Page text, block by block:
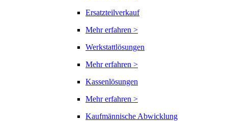
Ersatzteilverkauf
Mehr erfahren >
Werkstattlösungen
Mehr erfahren >
Kassenlösungen
Mehr erfahren >
Kaufmännische Abwicklung